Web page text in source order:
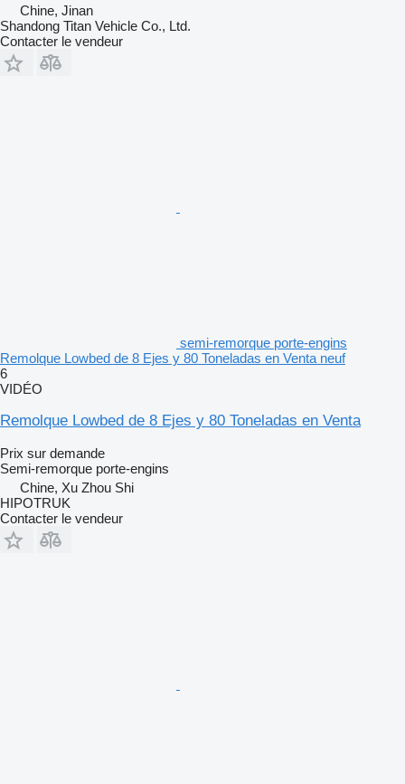
Chine, Jinan
Shandong Titan Vehicle Co., Ltd.
Contacter le vendeur
semi-remorque porte-engins
Remolque Lowbed de 8 Ejes y 80 Toneladas en Venta neuf
6
VIDÉO
Remolque Lowbed de 8 Ejes y 80 Toneladas en Venta
Prix sur demande
Semi-remorque porte-engins
Chine, Xu Zhou Shi
HIPOTRUK
Contacter le vendeur